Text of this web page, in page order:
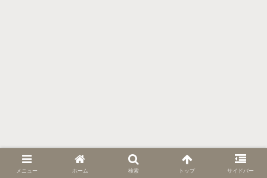
メニュー ホーム 検索 トップ サイドバー